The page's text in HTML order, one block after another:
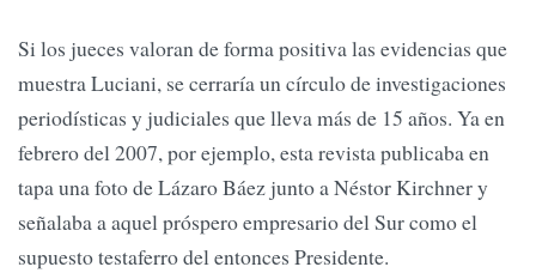
Si los jueces valoran de forma positiva las evidencias que
muestra Luciani, se cerraría un círculo de investigaciones
periodísticas y judiciales que lleva más de 15 años. Ya en
febrero del 2007, por ejemplo, esta revista publicaba en
tapa una foto de Lázaro Báez junto a Néstor Kirchner y
señalaba a aquel próspero empresario del Sur como el
supuesto testaferro del entonces Presidente.